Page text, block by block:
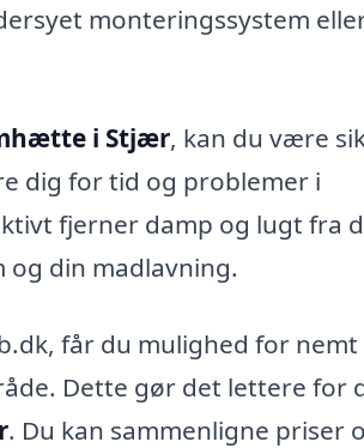
monteringssystem
i Stjær, kan du være
dig for tid og problemer i
fjerner damp og lugt fra
og din madlavning.
får du mulighed for nemt
Dette gør det lettere for
. Du kan sammenligne priser